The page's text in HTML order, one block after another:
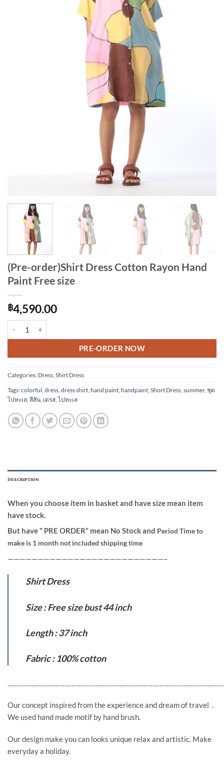
(Pre-order)Shirt Dress Cotton Rayon Hand
Paint Free size
฿4,590.00
PRE-ORDER NOW
Categories: Dress, Shirt Dress
Tags:colorful, dress, dress shirt, hand paint, handpaint, Short Dress, summer, ชุด
ไปทะเล, สีสัน, เดรส,ไปทะเล
DESCRIPTION
When you choose item in basket and have size mean item
have stock.
But have ” PRE ORDER” mean No Stock and Period Time to
make is 1 month not included shipping time
——————————————————————————–
Shirt Dress
Size : Free size bust 44 inch
Length : 37 inch
Fabric : 100% cotton
Our concept inspired from the experience and dream of travel .
We used hand made motif by hand brush.
Our design make you can looks unique relax and artistic. Make
everyday a holiday.